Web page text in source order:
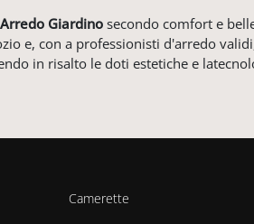
Arredo Giardino secondo comfort e
e, con a professionisti d'arredo
in risalto le doti estetiche e
Camerette